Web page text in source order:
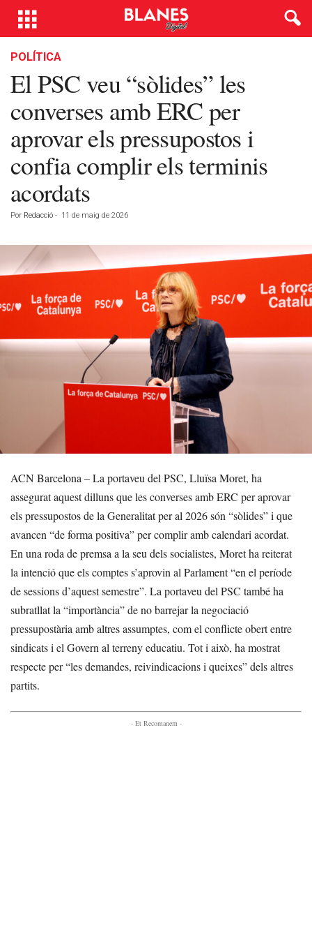
POLÍTICA
El PSC veu “sòlides” les
converses amb ERC per
aprovar els pressupostos i
confia complir els terminis
acordats
Por Redacció - 11 de maig de 2026
ACN Barcelona – La portaveu del PSC, Lluïsa Moret, ha
assegurat aquest dilluns que les converses amb ERC per aprovar
els pressupostos de la Generalitat per al 2026 són “sòlides” i que
avancen “de forma positiva” per complir amb calendari acordat.
En una roda de premsa a la seu dels socialistes, Moret ha reiterat
la intenció que els comptes s’aprovin al Parlament “en el període
de sessions d’aquest semestre”. La portaveu del PSC també ha
subratllat la “importància” de no barrejar la negociació
pressupostària amb altres assumptes, com el conflicte obert entre
sindicats i el Govern al terreny educatiu. Tot i això, ha mostrat
respecte per “les demandes, reivindicacions i queixes” dels altres
partits.
- Et Recomanem -